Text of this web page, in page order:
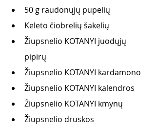
50 g raudonųjų pupelių
Keleto čiobrelių šakelių
Žiupsnelio KOTANYI juodųjų
pipirų
Žiupsnelio KOTANYI kardamono
Žiupsnelio KOTANYI kalendros
Žiupsnelio KOTANYI kmynų
Žiupsnelio druskos